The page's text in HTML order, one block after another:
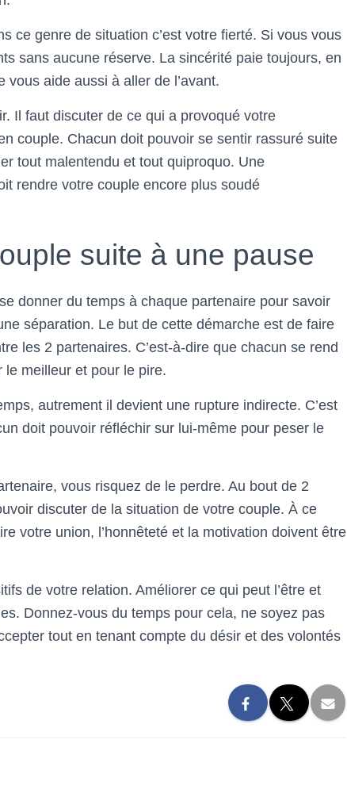
ce genre de situation c’est votre fierté. Si vous vous
sans aucune réserve. La sincérité paie toujours, en
aide aussi à aller de l’avant.
Il faut discuter de ce qui a provoqué votre
couple. Chacun doit pouvoir se sentir rassuré suite
tout malentendu et tout quiproquo. Une
rendre votre couple encore plus soudé
suite à une pause
donner du temps à chaque partenaire pour savoir
séparation. Le but de cette démarche est de faire
les 2 partenaires. C’est-à-dire que chacun se rend
le meilleur et pour le pire.
autrement il devient une rupture indirecte. C’est
doit pouvoir réfléchir sur lui-même pour peser le
vous risquez de le perdre. Au bout de 2
discuter de la situation de votre couple. À ce
votre union, l’honnêteté et la motivation doivent être
de votre relation. Améliorer ce qui peut l’être et
Donnez-vous du temps pour cela, ne soyez pas
tout en tenant compte du désir et des volontés